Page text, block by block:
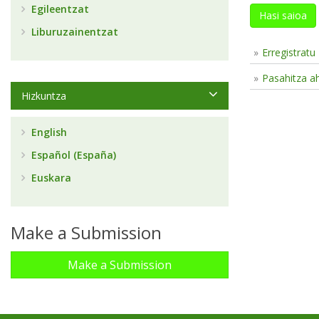
Hasi saioa
Erregistratu
Pasahitza
Egileentzat
Liburuzainentzat
Hizkuntza
English
Español (España)
Euskara
Make a Submission
Make a Submission